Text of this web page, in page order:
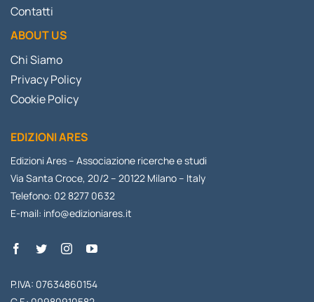
Contatti
ABOUT US
Chi Siamo
Privacy Policy
Cookie Policy
EDIZIONI ARES
Edizioni Ares – Associazione ricerche e studi
Via Santa Croce, 20/2 – 20122 Milano – Italy
Telefono: 02 8277 0632
E-mail: info@edizioniares.it
P.IVA: 07634860154